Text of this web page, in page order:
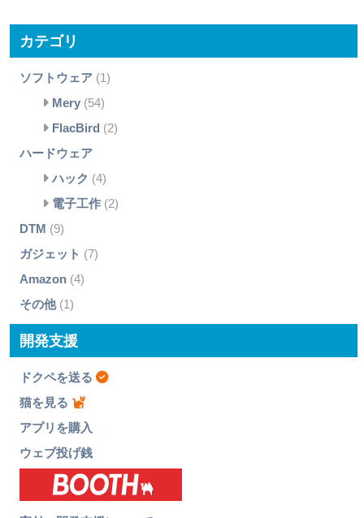
カテゴリ
ソフトウェア(1)
Mery(54)
FlacBird (2)
ハードウェア
ハック (4)
電子工作(2)
DTM (9)
ガジェット (7)
Amazon(4)
その他(1)
開発支援
ドクペを送る
猫を見る
アプリを購入
ウェブ投げ銭